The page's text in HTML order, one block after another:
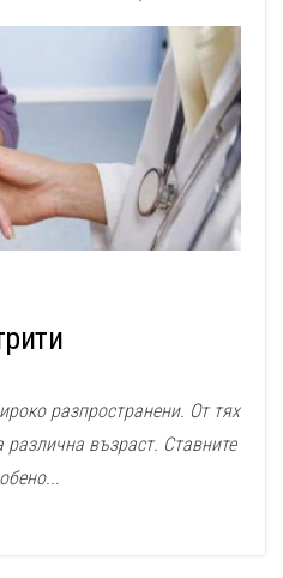
разпространени. От тях
възраст. Ставните